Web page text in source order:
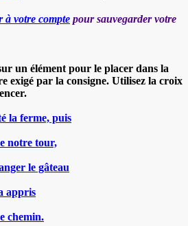
à votre compte pour sauvegarder votre
un élément pour le placer dans la
exigé par la consigne. Utilisez la croix
la ferme, puis
notre tour,
le gâteau
appris
chemin.